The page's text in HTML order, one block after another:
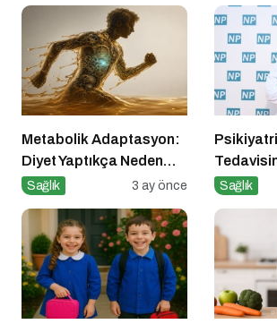
Metabolik Adaptasyon:
Diyet Yaptıkça Neden
Kilo Vermek Zorlaşır?
Sağlık 3 ay önce Sağlık